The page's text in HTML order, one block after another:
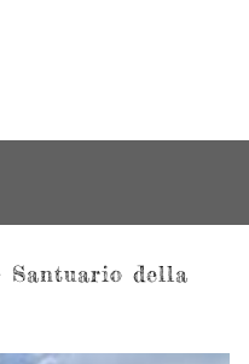
Santuario della